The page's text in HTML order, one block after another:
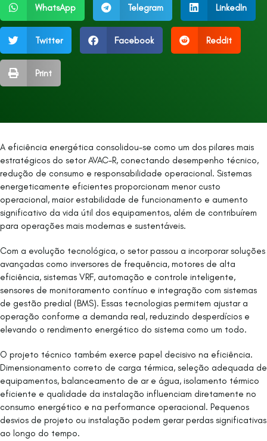
WhatsApp Telegram LinkedIn
Twitter Facebook Reddit
Print
A eficiência energética consolidou-se como um dos pilares mais
estratégicos do setor AVAC-R, conectando desempenho técnico,
redução de consumo e responsabilidade operacional. Sistemas
energeticamente eficientes proporcionam menor custo
operacional, maior estabilidade de funcionamento e aumento
significativo da vida útil dos equipamentos, além de contribuírem
para operações mais modernas e sustentáveis.
Com a evolução tecnológica, o setor passou a incorporar soluções
avançadas como inversores de frequência, motores de alta
eficiência, sistemas VRF, automação e controle inteligente,
sensores de monitoramento contínuo e integração com sistemas
de gestão predial (BMS). Essas tecnologias permitem ajustar a
operação conforme a demanda real, reduzindo desperdícios e
elevando o rendimento energético do sistema como um todo.
O projeto técnico também exerce papel decisivo na eficiência.
Dimensionamento correto de carga térmica, seleção adequada de
equipamentos, balanceamento de ar e água, isolamento térmico
eficiente e qualidade da instalação influenciam diretamente no
consumo energético e na performance operacional. Pequenos
desvios de projeto ou instalação podem gerar perdas significativas
ao longo do tempo.